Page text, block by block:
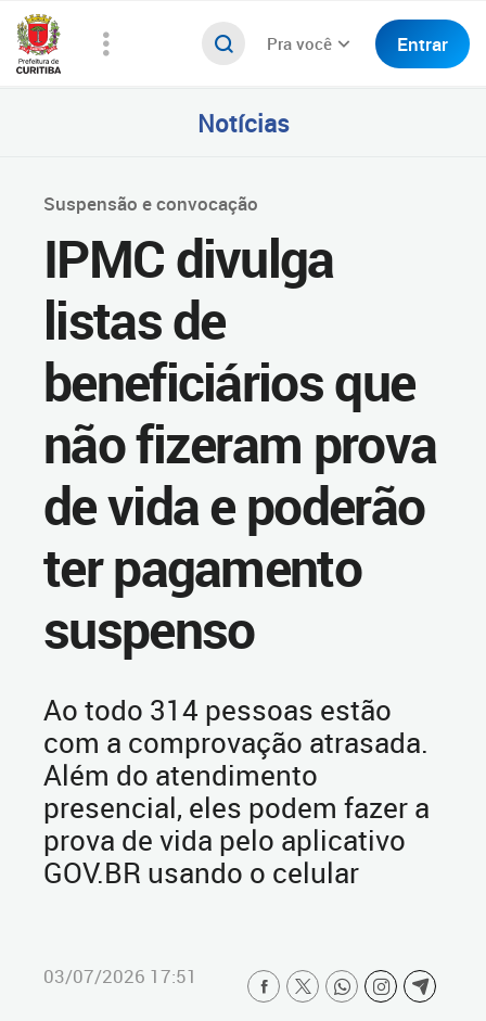
Pra você Entrar
Notícias
Suspensão e convocação
IPMC divulga
listas de
beneficiários que
não fizeram prova
de vida e poderão
ter pagamento
suspenso
Ao todo 314 pessoas estão
com a comprovação atrasada.
Além do atendimento
presencial, eles podem fazer a
prova de vida pelo aplicativo
GOV.BR usando o celular
03/07/2026 17:51